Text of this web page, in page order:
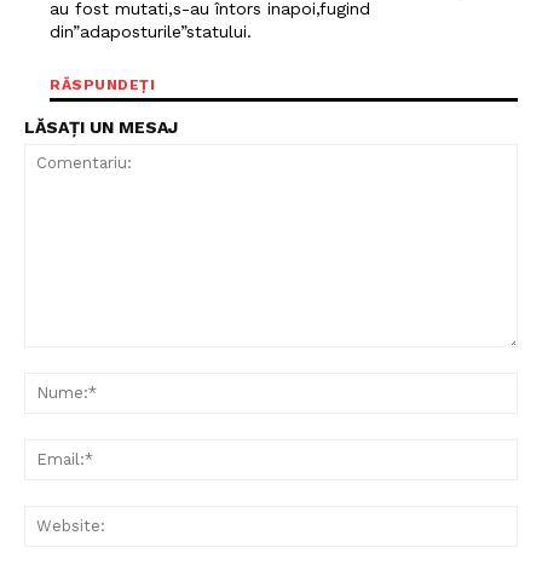
au fost mutati,s-au întors inapoi,fugind
din”adaposturile”statului.
RĂSPUNDEȚI
LĂSAȚI UN MESAJ